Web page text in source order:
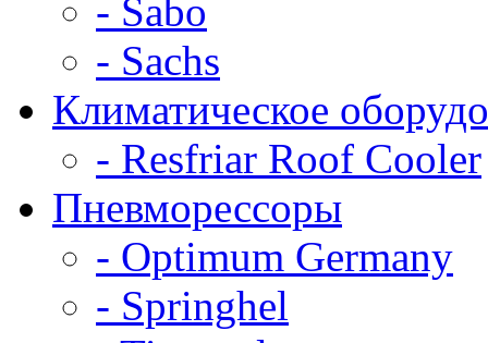
- Sabo
- Sachs
Климатическое
- Resfriar Roof Cooler
Пневморессоры
- Optimum Germany
- Springhel